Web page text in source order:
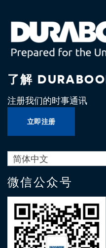
了解
注册我们的时事通讯
立即注册
简体中文
微信公众号